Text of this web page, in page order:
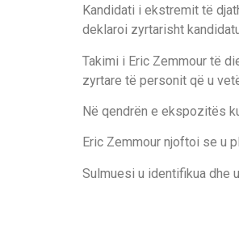
Kandidati i ekstremit të
deklaroi zyrtarisht
Takimi i Eric Zemmour të
zyrtare të personit që u
Në qendrën e ekspozitës
Eric Zemmour njoftoi se u
Sulmuesi u identifikua dhe